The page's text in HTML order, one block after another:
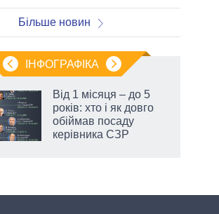
Більше новин
ІНФОГРАФІКА
Від 1 місяця – до 5
років: хто і як довго
обіймав посаду
керівника СЗР